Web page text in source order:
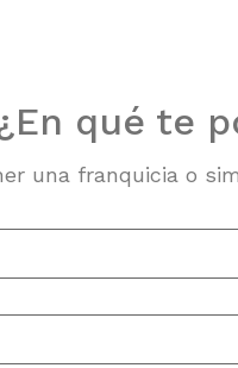
qué te
una franquicia o